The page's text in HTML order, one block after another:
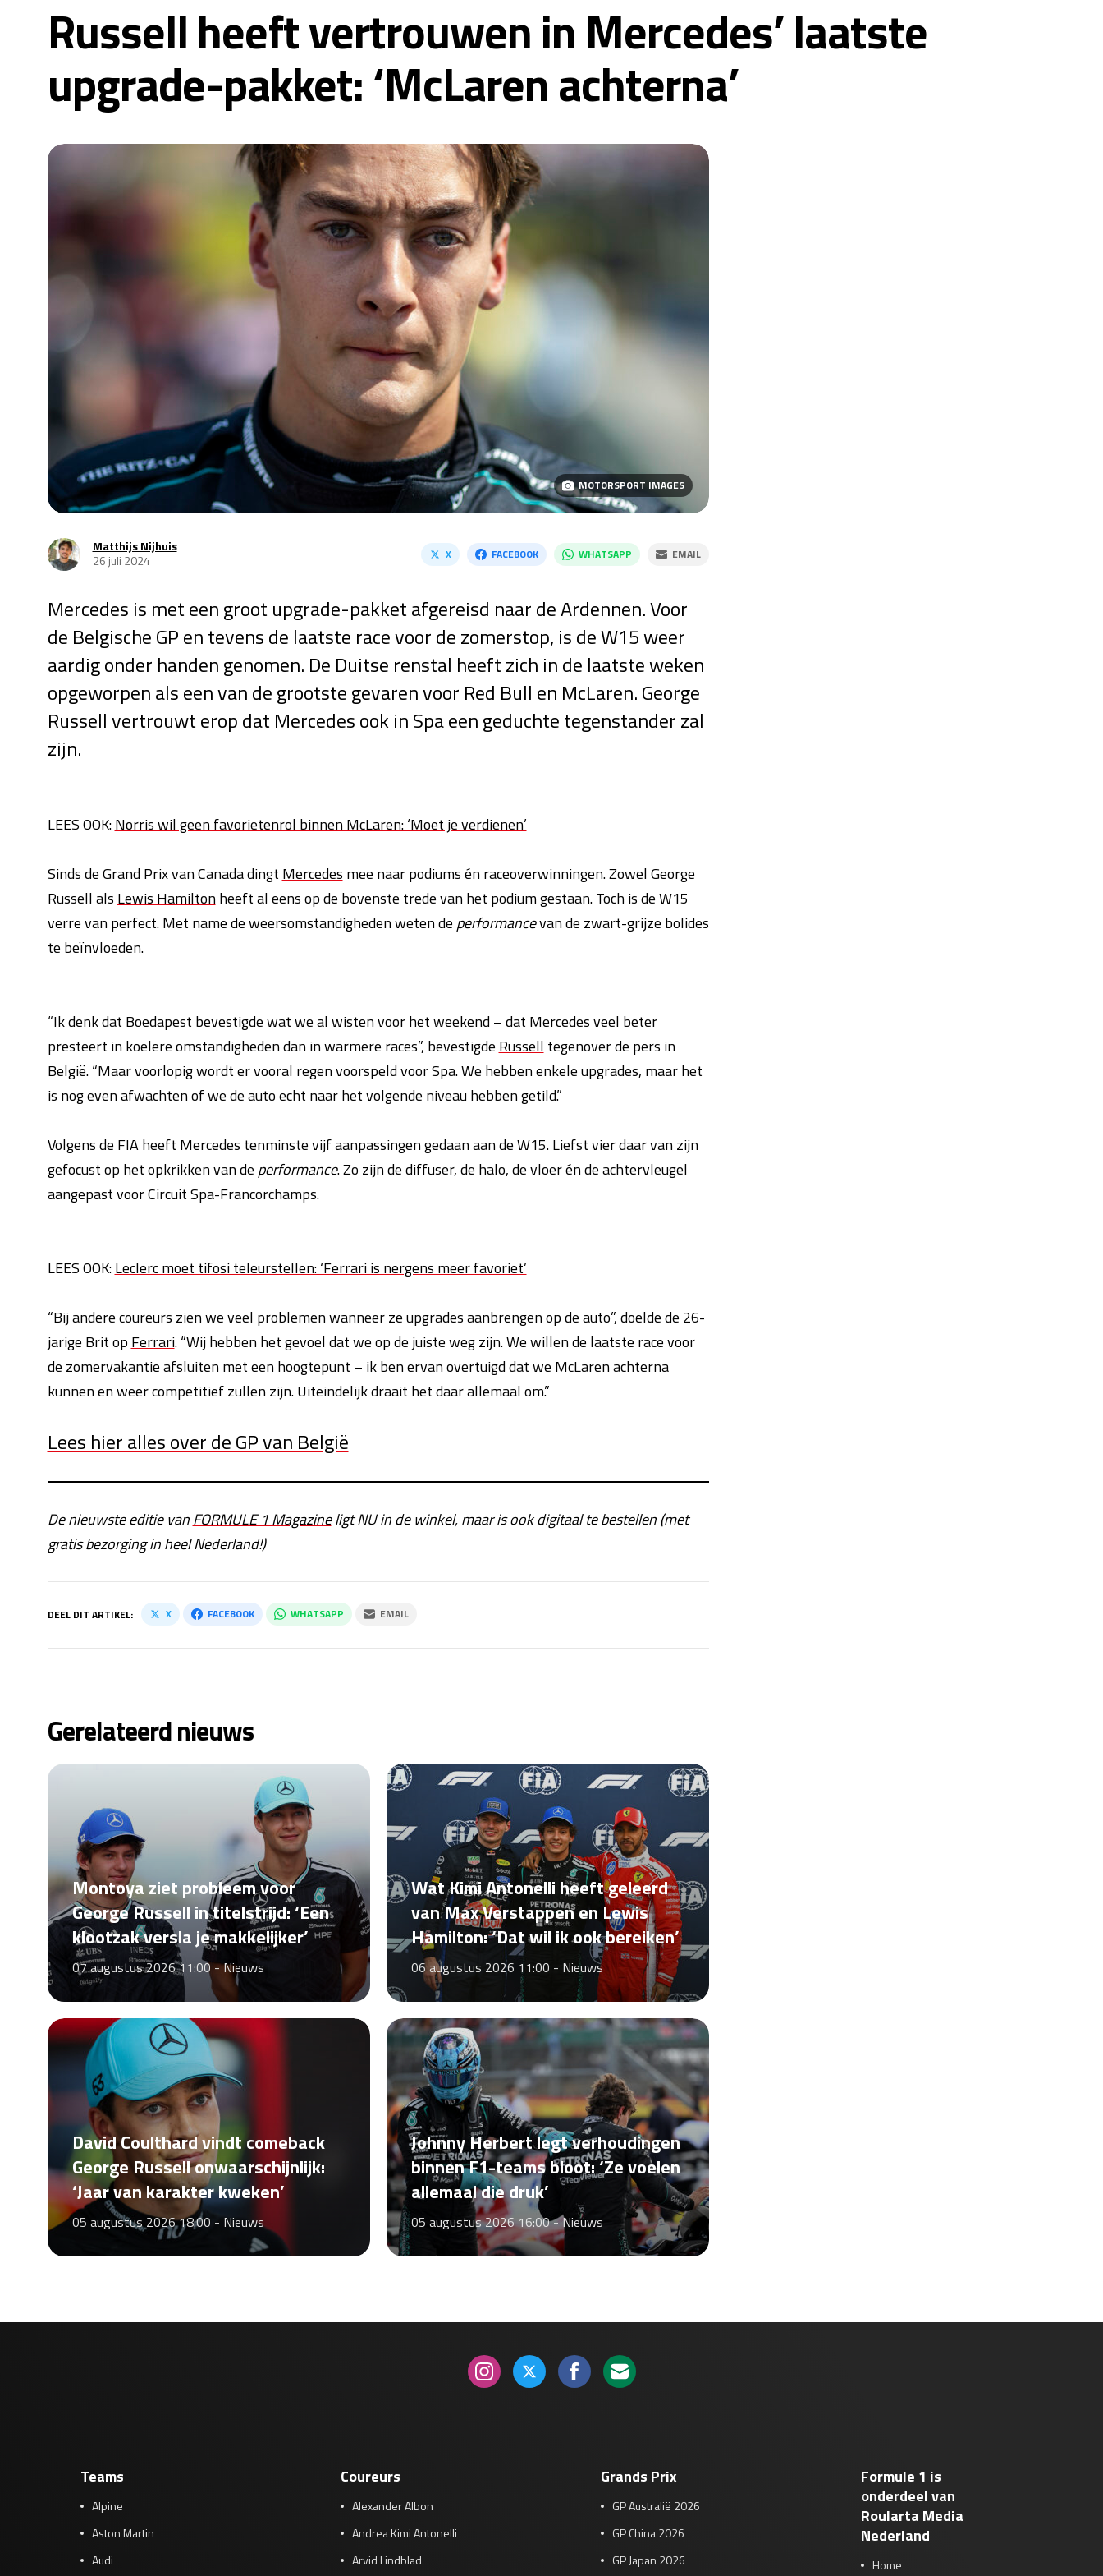
Russell heeft vertrouwen in Mercedes’ laatste
upgrade-pakket: ‘McLaren achterna’
MOTORSPORT IMAGES
Matthijs Nijhuis
26 juli 2024
X FACEBOOK WHATSAPP EMAIL
Mercedes is met een groot upgrade-pakket afgereisd naar de Ardennen. Voor
de Belgische GP en tevens de laatste race voor de zomerstop, is de W15 weer
aardig onder handen genomen. De Duitse renstal heeft zich in de laatste weken
opgeworpen als een van de grootste gevaren voor Red Bull en McLaren. George
Russell vertrouwt erop dat Mercedes ook in Spa een geduchte tegenstander zal
zijn.
LEES OOK:Norris wil geen favorietenrol binnen McLaren: ‘Moet je verdienen’
Sinds de Grand Prix van Canada dingt Mercedes mee naar podiums én raceoverwinningen. Zowel George
Russell als Lewis Hamiltonheeft al eens op de bovenste trede van het podium gestaan. Toch is de W15
verre van perfect. Met name de weersomstandigheden weten de performancevan de zwart-grijze bolides
te beïnvloeden.
“Ik denk dat Boedapest bevestigde wat we al wisten voor het weekend – dat Mercedes veel beter
presteert in koelere omstandigheden dan in warmere races”, bevestigde Russell tegenover de pers in
België. “Maar voorlopig wordt er vooral regen voorspeld voor Spa. We hebben enkele upgrades, maar het
is nog even afwachten of we de auto echt naar het volgende niveau hebben getild.”
Volgens de FIA heeft Mercedes tenminste vijf aanpassingen gedaan aan de W15. Liefst vier daar van zijn
gefocust op het opkrikken van de performance. Zo zijn de diffuser, de halo, de vloer én de achtervleugel
aangepast voor Circuit Spa-Francorchamps.
LEES OOK:Leclerc moet tifosi teleurstellen: ‘Ferrari is nergens meer favoriet’
“Bij andere coureurs zien we veel problemen wanneer ze upgrades aanbrengen op de auto”, doelde de 26-
jarige Brit op Ferrari. “Wij hebben het gevoel dat we op de juiste weg zijn. We willen de laatste race voor
de zomervakantie afsluiten met een hoogtepunt – ik ben ervan overtuigd dat we McLaren achterna
kunnen en weer competitief zullen zijn. Uiteindelijk draait het daar allemaal om.”
Lees hier alles over de GP van België
De nieuwste editie vanFORMULE 1 Magazineligt NU in de winkel, maar is ook digitaal te bestellen (met
gratis bezorging in heel Nederland!)
DEEL DIT ARTIKEL: X FACEBOOK WHATSAPP EMAIL
Gerelateerd nieuws
Montoya ziet probleem voor
George Russell in titelstrijd: ‘Een
klootzak versla je makkelijker’
07 augustus 2026 11:00 -Nieuws
Wat Kimi Antonelli heeft geleerd
van Max Verstappen en Lewis
Hamilton: ‘Dat wil ik ook bereiken’
06 augustus 2026 11:00 - Nieuws
David Coulthard vindt comeback
George Russell onwaarschijnlijk:
‘Jaar van karakter kweken’
05 augustus 2026 18:00 -Nieuws
Johnny Herbert legt verhoudingen
binnen F1-teams bloot: ‘Ze voelen
allemaal die druk’
05 augustus 2026 16:00 -Nieuws
Teams
Alpine
Aston Martin
Audi
Coureurs
Alexander Albon
Andrea Kimi Antonelli
Arvid Lindblad
Grands Prix
GP Australië 2026
GP China 2026
GP Japan 2026
Formule 1 is
onderdeel van
Roularta Media
Nederland
Home